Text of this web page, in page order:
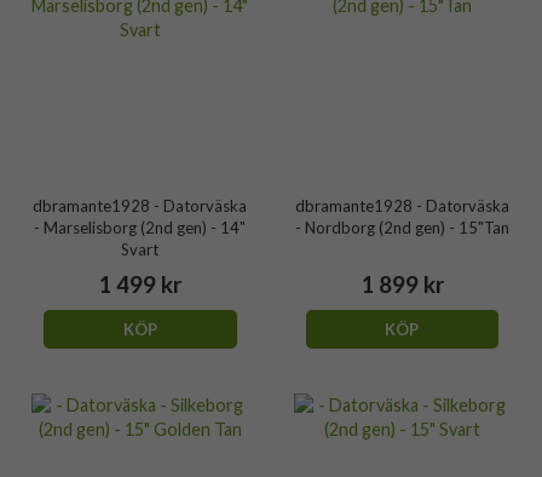
dbramante1928 - Datorväska
- Marselisborg (2nd gen) - 14"
Svart
1 499 kr
KÖP
dbramante1928 - Datorväska
- Nordborg (2nd gen) - 15"Tan
1 899 kr
KÖP